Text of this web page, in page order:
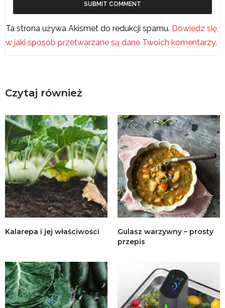
Ta strona używa Akismet do redukcji spamu. Dowiedz się,
w jaki sposób przetwarzane są dane Twoich komentarzy.
Czytaj również
Kalarepa i jej właściwości
Gulasz warzywny – prosty
przepis